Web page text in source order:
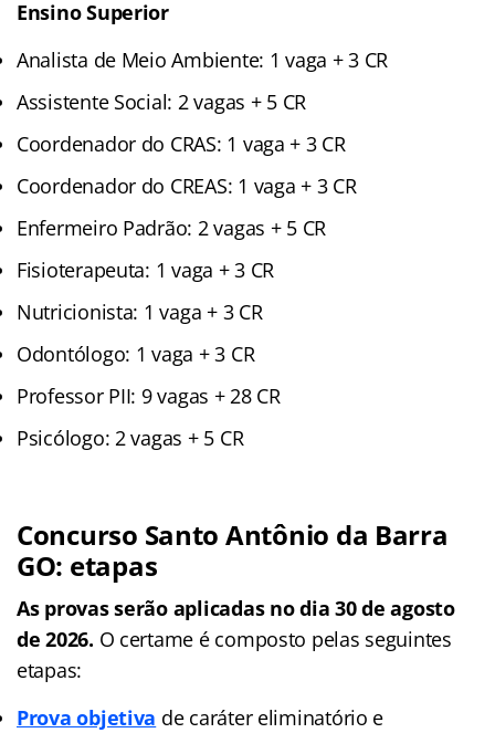
Ensino Superior
Analista de Meio Ambiente: 1 vaga + 3 CR
Assistente Social: 2 vagas + 5 CR
Coordenador do CRAS: 1 vaga + 3 CR
Coordenador do CREAS: 1 vaga + 3 CR
Enfermeiro Padrão: 2 vagas + 5 CR
Fisioterapeuta: 1 vaga + 3 CR
Nutricionista: 1 vaga + 3 CR
Odontólogo: 1 vaga + 3 CR
Professor PII: 9 vagas + 28 CR
Psicólogo: 2 vagas + 5 CR
Concurso Santo Antônio da Barra
GO: etapas
As provas serão aplicadas no dia 30 de agosto
de 2026. O certame é composto pelas seguintes
etapas:
Prova objetiva de caráter eliminatório e